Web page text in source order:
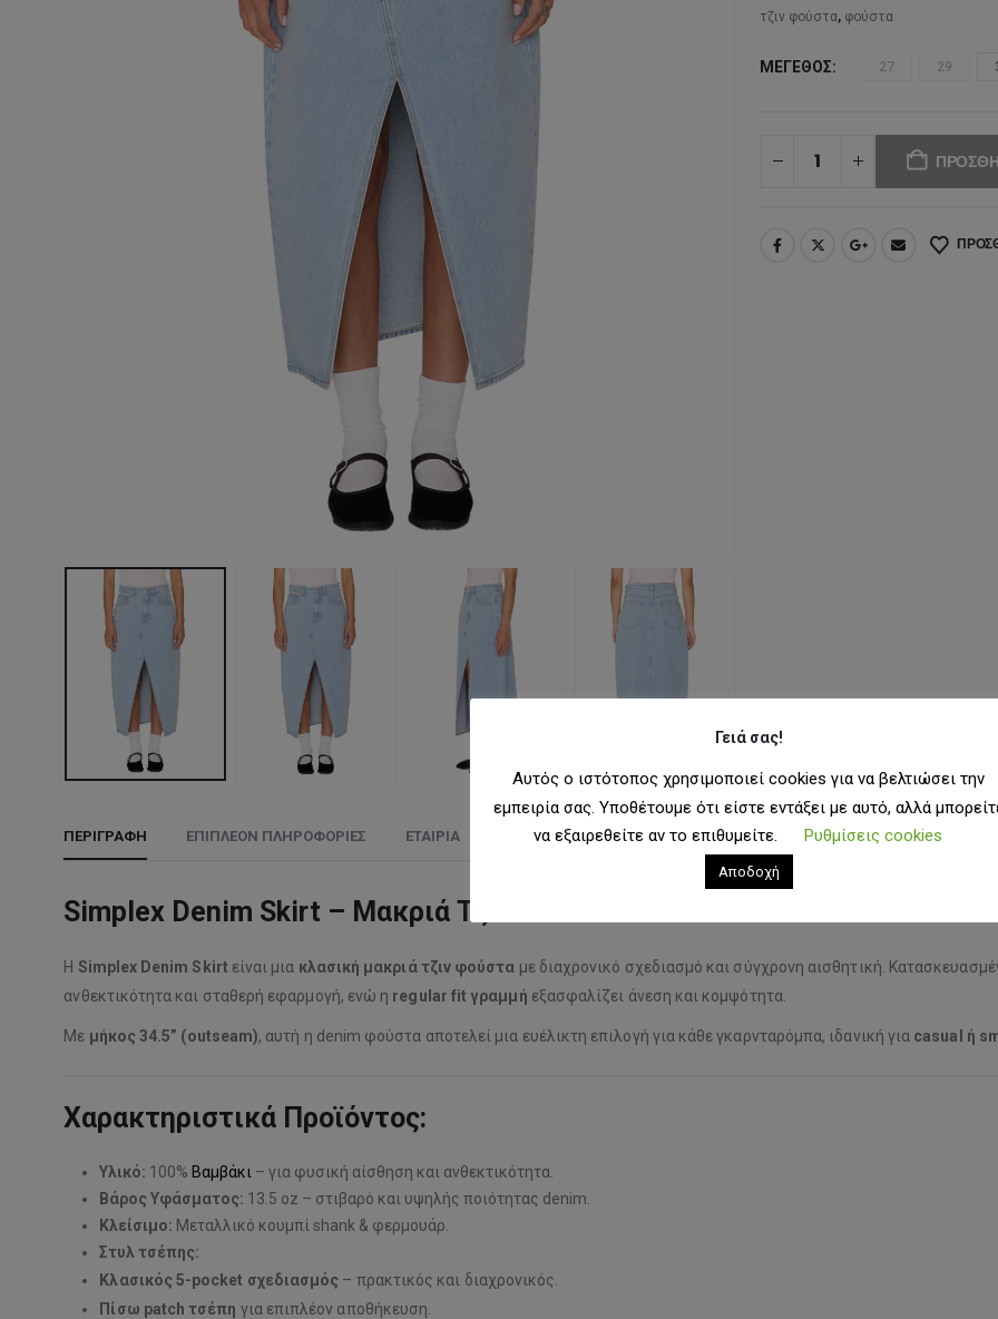
τζιν φούστα, φούστα
ΜΈΓΕΘΟΣ 27 29
ΠΕΡΙΓΡΑΦΉ ΕΠΙΠΛΈΟΝ ΠΛΗΡΟΦΟΡΊΕΣ ΕΤΑΙΡΊΑ
Simplex Denim Skirt – Μακριά Τζιν Φούστα
Η Simplex Denim Skirt είναι μια κλασική μακριά τζιν φούστα με διαχρονικό σχεδιασμό και σύγχρονη αισθητική.
ανθεκτικότητα και σταθερή εφαρμογή, ενώ η regular fit γραμμή εξασφαλίζει άνεση και κομψότητα.
Με μήκος 34.5” (outseam), αυτή η denim φούστα αποτελεί μια ευέλικτη επιλογή για κάθε γκαρνταρόμπα, ιδανική για casual ή
Χαρακτηριστικά Προϊόντος:
Υλικό: 100% Βαμβάκι – για φυσική αίσθηση και ανθεκτικότητα.
Βάρος Υφάσματος: 13.5 oz – στιβαρό και υψηλής ποιότητας denim.
Κλείσιμο: Μεταλλικό κουμπί shank & φερμουάρ.
Στυλ τσέπης:
Κλασικός 5-pocket σχεδιασμός – πρακτικός και διαχρονικός.
Πίσω patch τσέπη για επιπλέον αποθήκευση.
Γειά σας!
Αυτός ο ιστότοπος χρησιμοποιεί cookies για να βελτιώσει την
εμπειρία σας. Υποθέτουμε ότι είστε εντάξει με αυτό, αλλά
να εξαιρεθείτε αν το επιθυμείτε.
Ρυθμίσεις cookies
Αποδοχή